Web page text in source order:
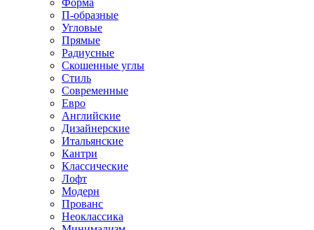
Форма
П-образные
Угловые
Прямые
Радиусные
Скошенные углы
Стиль
Современные
Евро
Английские
Дизайнерские
Итальянские
Кантри
Классические
Лофт
Модерн
Прованс
Неоклассика